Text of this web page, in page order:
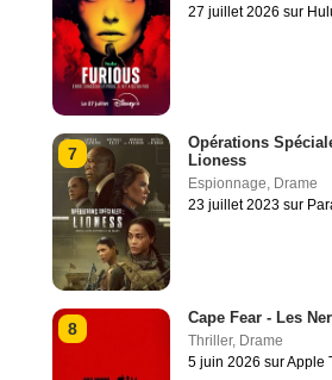
27 juillet 2026 sur
7
Opérations
Lioness
Espionnage, Drame
23 juillet 2023 sur
8
Cape Fear - Les
Thriller, Drame
5 juin 2026 sur Apple